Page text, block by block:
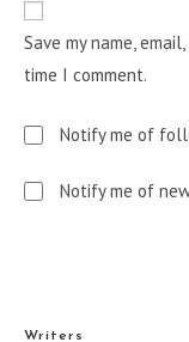
URL
(optional)
Save my name,
time I comment.
Notify me of
Notify me of
Writers